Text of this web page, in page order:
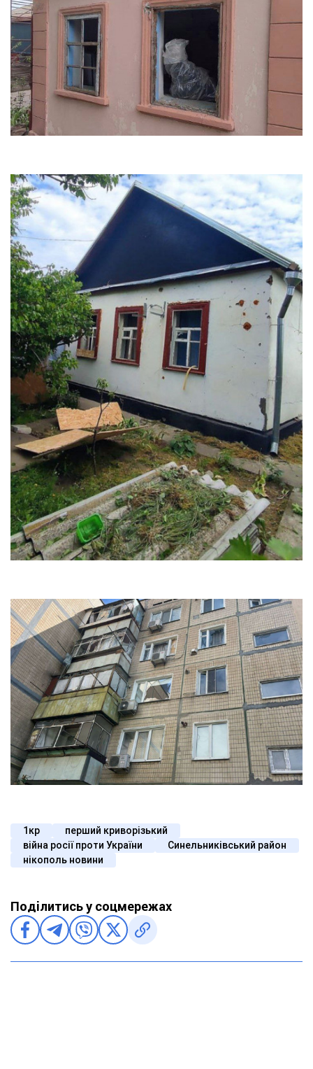
1кр
перший криворізький
війна росії проти України
Синельниківський район
нікополь новини
Поділитись у соцмережах